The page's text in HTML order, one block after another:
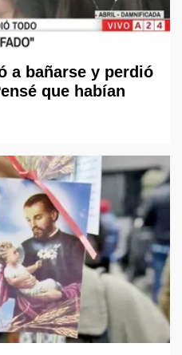
a bañarse y perdió
que habían